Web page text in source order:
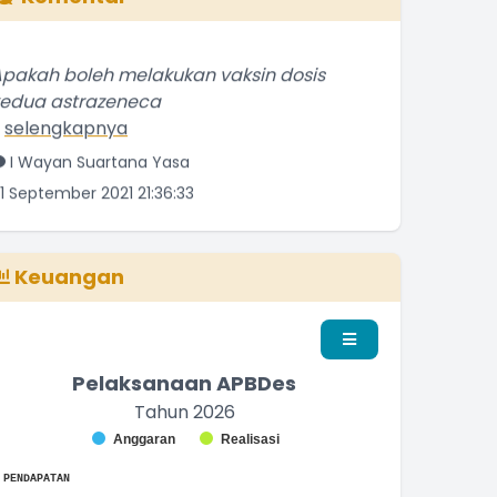
astrazeneca
selengkapnya
I Wayan Suartana Yasa
September 2021 21:36:33
selengkapnya
Penduduk Biasa
Keuangan
Pelaksanaan APBDes
Tahun 2026
The chart has 1 X axis displaying categories.
Anggaran Realisasi
PENDAPATAN